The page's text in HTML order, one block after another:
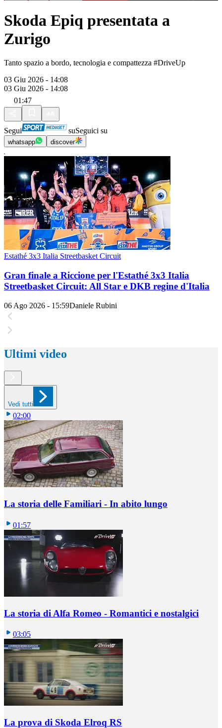
Skoda Epiq presentata a
Zurigo
Tanto spazio a bordo, tecnologia e compattezza #DriveUp
03 Giu 2026 - 14:08
03 Giu 2026 - 14:08
01:47
Segui suSeguici su
whatsapp discover
Estathé 3x3 Italia Streetbasket Circuit
Gran finale a Riccione per l'Estathé 3x3 Italia
Streetbasket Circuit: All Star e DKB regine d'Italia
06 Ago 2026 - 15:59Daniele Rubini
Ultimi video
Vedi tutti
02:00
La storia delle Familiari - In abito lungo
01:57
La storia di Alfa Romeo - Romantici e nostalgici
03:05
La prova di Skoda Elroq RS